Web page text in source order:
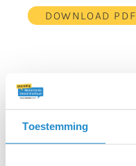
Toestemming
DOWNLOAD PDF